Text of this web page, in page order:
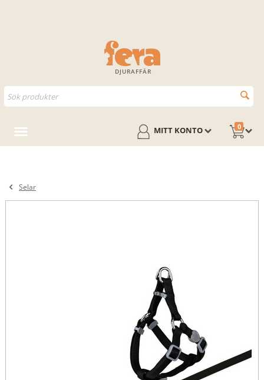
DJURAFFÄR
0
MITT KONTO
Selar